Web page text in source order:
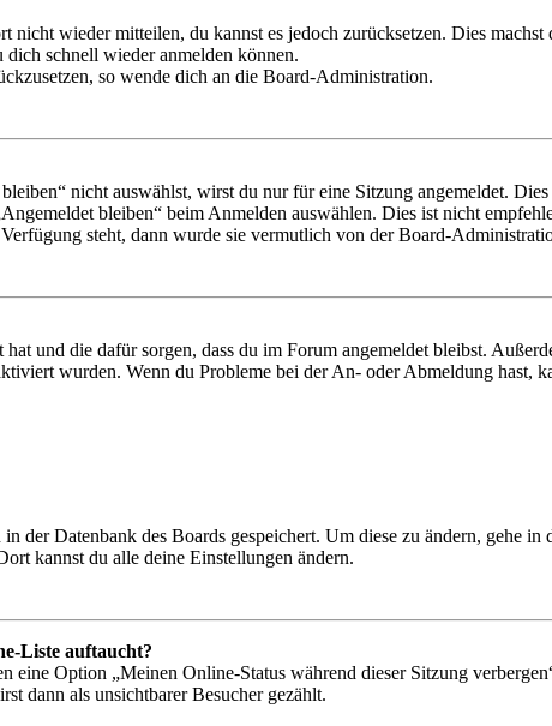
wieder mitteilen, du kannst es jedoch zurücksetzen. Dies
schnell wieder anmelden können.
so wende dich an die Board-Administration.
nicht auswählst, wirst du nur für eine Sitzung angemeldet.
bleiben“ beim Anmelden auswählen. Dies ist nicht
steht, dann wurde sie vermutlich von der Board-
und die dafür sorgen, dass du im Forum angemeldet bleibst.
wurden. Wenn du Probleme bei der An- oder Abmeldung hast,
der Datenbank des Boards gespeichert. Um diese zu ändern, gehe
kannst du alle deine Einstellungen ändern.
Liste auftaucht?
eine Option „Meinen Online-Status während dieser Sitzung
dann als unsichtbarer Besucher gezählt.